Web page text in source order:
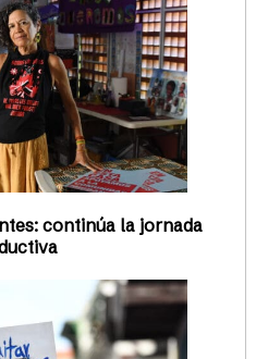
continúa la jornada